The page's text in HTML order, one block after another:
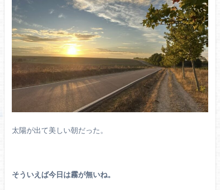
太陽が出て美しい朝だった。
そういえば今日は霧が無いね。